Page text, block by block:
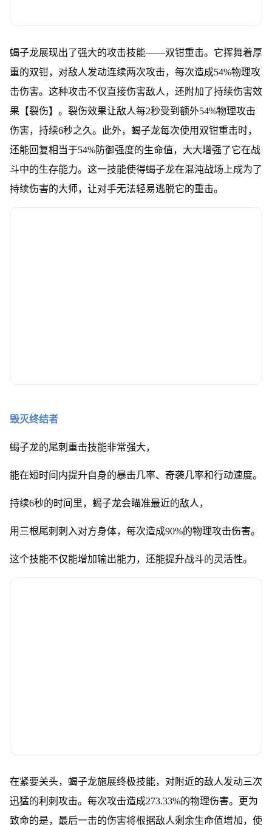
蝎子龙展现出了强大的攻击技能——双钳重击。它挥舞着厚
重的双钳，对敌人发动连续两次攻击，每次造成54%物理攻
击伤害。这种攻击不仅直接伤害敌人，还附加了持续伤害效
果【裂伤】。裂伤效果让敌人每2秒受到额外54%物理攻击
伤害，持续6秒之久。此外，蝎子龙每次使用双钳重击时，
还能回复相当于54%防御强度的生命值，大大增强了它在战
斗中的生存能力。这一技能使得蝎子龙在混沌战场上成为了
持续伤害的大师，让对手无法轻易逃脱它的重击。
毁灭终结者
蝎子龙的尾刺重击技能非常强大，
能在短时间内提升自身的暴击几率、奇袭几率和行动速度。
持续6秒的时间里，蝎子龙会瞄准最近的敌人，
用三根尾刺刺入对方身体，每次造成90%的物理攻击伤害。
这个技能不仅能增加输出能力，还能提升战斗的灵活性。
在紧要关头，蝎子龙施展终极技能，对附近的敌人发动三次
迅猛的利刺攻击。每次攻击造成273.33%的物理伤害。更为
致命的是，最后一击的伤害将根据敌人剩余生命值增加，使